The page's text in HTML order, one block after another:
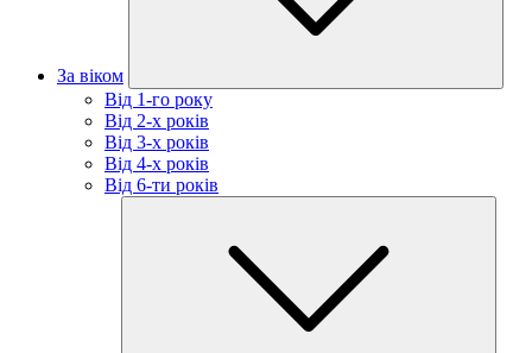
За віком
Від 1-го року
Від 2-х років
Від 3-х років
Від 4-х років
Від 6-ти років